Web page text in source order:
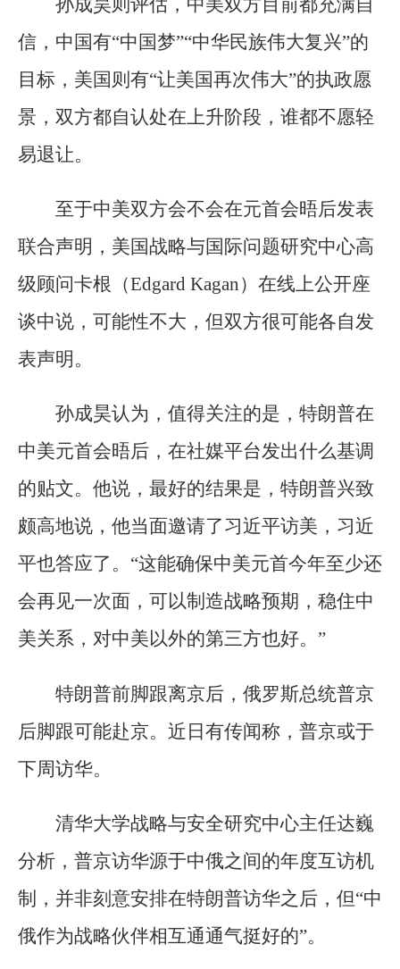
孙成昊则评估，中美双方目前都充满自
信，中国有“中国梦”“中华民族伟大复兴”的
目标，美国则有“让美国再次伟大”的执政愿
景，双方都自认处在上升阶段，谁都不愿轻
易退让。
至于中美双方会不会在元首会晤后发表
联合声明，美国战略与国际问题研究中心高
级顾问卡根（Edgard Kagan）在线上公开座
谈中说，可能性不大，但双方很可能各自发
表声明。
孙成昊认为，值得关注的是，特朗普在
中美元首会晤后，在社媒平台发出什么基调
的贴文。他说，最好的结果是，特朗普兴致
颇高地说，他当面邀请了习近平访美，习近
平也答应了。“这能确保中美元首今年至少还
会再见一次面，可以制造战略预期，稳住中
美关系，对中美以外的第三方也好。”
特朗普前脚跟离京后，俄罗斯总统普京
后脚跟可能赴京。近日有传闻称，普京或于
下周访华。
清华大学战略与安全研究中心主任达巍
分析，普京访华源于中俄之间的年度互访机
制，并非刻意安排在特朗普访华之后，但“中
俄作为战略伙伴相互通通气挺好的”。